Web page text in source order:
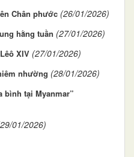
Chân phước (26/01/2026)
hằng tuần (27/01/2026)
XIV (27/01/2026)
nhường (28/01/2026)
bình tại Myanmar”
01/2026)